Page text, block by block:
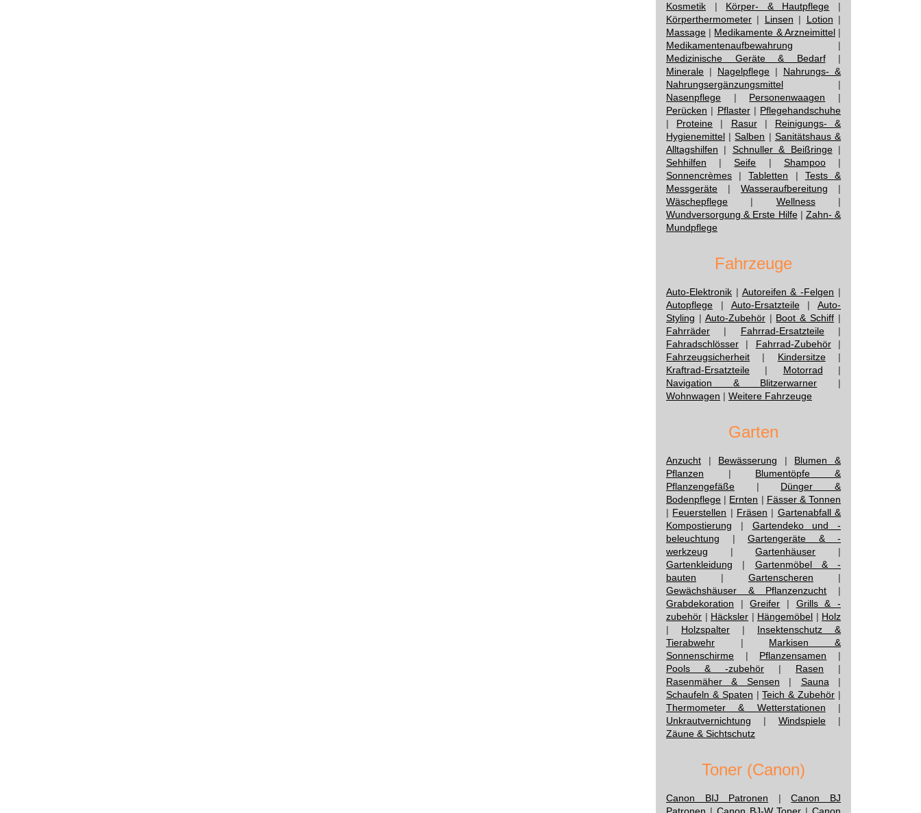
Kosmetik | Körper- & Hautpflege |
Körperthermometer | Linsen | Lotion |
Massage | Medikamente & Arzneimittel|
Medikamentenaufbewahrung |
Medizinische Geräte & Bedarf|
Minerale | Nagelpflege | Nahrungs- &
Nahrungsergänzungsmittel |
Nasenpflege | Personenwaagen |
Perücken | Pflaster| Pflegehandschuhe
| Proteine | Rasur| Reinigungs- &
Hygienemittel |Salben | Sanitätshaus &
Alltagshilfen | Schnuller & Beißringe|
Sehhilfen |Seife | Shampoo|
Sonnencrèmes |Tabletten | Tests &
Messgeräte | Wasseraufbereitung |
Wäschepflege | Wellness|
Wundversorgung & Erste Hilfe| Zahn- &
Mundpflege
Fahrzeuge
Auto-Elektronik | Autoreifen & -Felgen |
Autopflege | Auto-Ersatzteile| Auto-
Styling | Auto-Zubehör| Boot & Schiff |
Fahrräder | Fahrrad-Ersatzteile|
Fahradschlösser | Fahrrad-Zubehör|
Fahrzeugsicherheit | Kindersitze|
Kraftrad-Ersatzteile | Motorrad |
Navigation & Blitzerwarner |
Wohnwagen | Weitere Fahrzeuge
Garten
Anzucht | Bewässerung | Blumen &
Pflanzen | Blumentöpfe &
Pflanzengefäße | Dünger &
Bodenpflege | Ernten | Fässer & Tonnen
| Feuerstellen | Fräsen | Gartenabfall &
Kompostierung | Gartendeko und -
beleuchtung | Gartengeräte & -
werkzeug |Gartenhäuser |
Gartenkleidung | Gartenmöbel & -
bauten | Gartenscheren |
Gewächshäuser & Pflanzenzucht |
Grabdekoration |Greifer | Grills & -
zubehör | Häcksler | Hängemöbel | Holz
| Holzspalter | Insektenschutz &
Tierabwehr | Markisen &
Sonnenschirme | Pflanzensamen |
Pools & -zubehör | Rasen |
Rasenmäher & Sensen | Sauna |
Schaufeln & Spaten |Teich & Zubehör |
Thermometer & Wetterstationen |
Unkrautvernichtung | Windspiele |
Zäune & Sichtschutz
Toner (Canon)
Canon BIJ Patronen |Canon BJ